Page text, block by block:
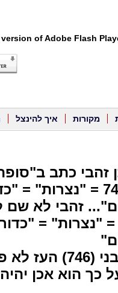
of Adobe Flash
מקורות איך להינצל
זהבי כתב
אקשטיין" = 746 =
זהבי לא שם
עצבני" = 746 = "נצרות"
* נתן זהבי עצבני
כך הוא אכן